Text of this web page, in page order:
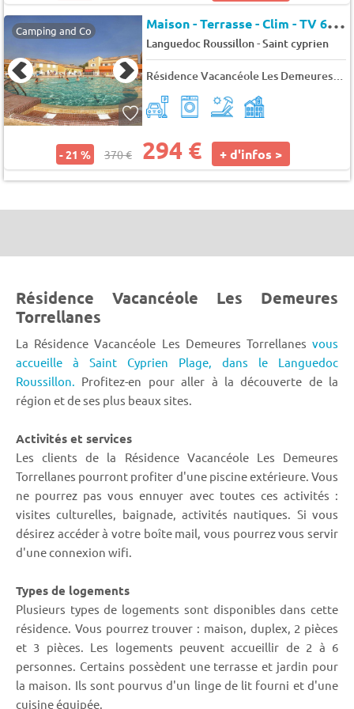
Camping and Co M
aison - Terrasse - Clim - TV 6 pers.
Languedoc Roussillon-Saint cyprien
Résidence Vacancéole Les Demeures Torrellanes
- 21 % 370 € 294 € + d'infos >
Résidence Vacancéole Les Demeures
Torrellanes
La Résidence Vacancéole Les Demeures Torrellanes vous
accueille à Saint Cyprien Plage,
dans le Languedoc
Roussillon.
Profitez-en pour aller à la découverte de la
région et de ses plus beaux sites.
Activités et services
Les clients de la Résidence Vacancéole Les Demeures
Torrellanes pourront profiter d'une piscine extérieure. Vous
ne pourrez pas vous ennuyer avec toutes ces activités :
visites culturelles, baignade, activités nautiques. Si vous
désirez accéder à votre boîte mail, vous pourrez vous servir
d'une connexion wifi.
Types de logements
Plusieurs types de logements sont disponibles dans cette
résidence. Vous pourrez trouver : maison, duplex, 2 pièces
et 3 pièces. Les logements peuvent accueillir de 2 à 6
personnes. Certains possèdent une terrasse et jardin pour
la maison. Ils sont pourvus d'un linge de lit fourni et d'une
cuisine équipée.